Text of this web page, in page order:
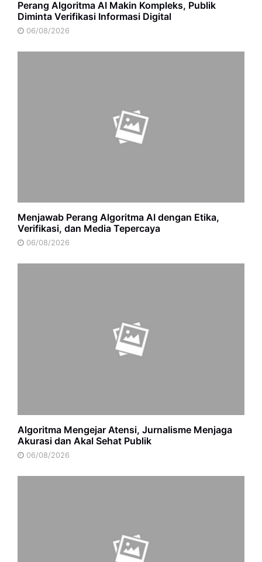
Perang Algoritma AI Makin Kompleks, Publik
Diminta Verifikasi Informasi Digital
06/08/2026
Menjawab Perang Algoritma AI dengan Etika,
Verifikasi, dan Media Tepercaya
06/08/2026
Algoritma Mengejar Atensi, Jurnalisme Menjaga
Akurasi dan Akal Sehat Publik
06/08/2026